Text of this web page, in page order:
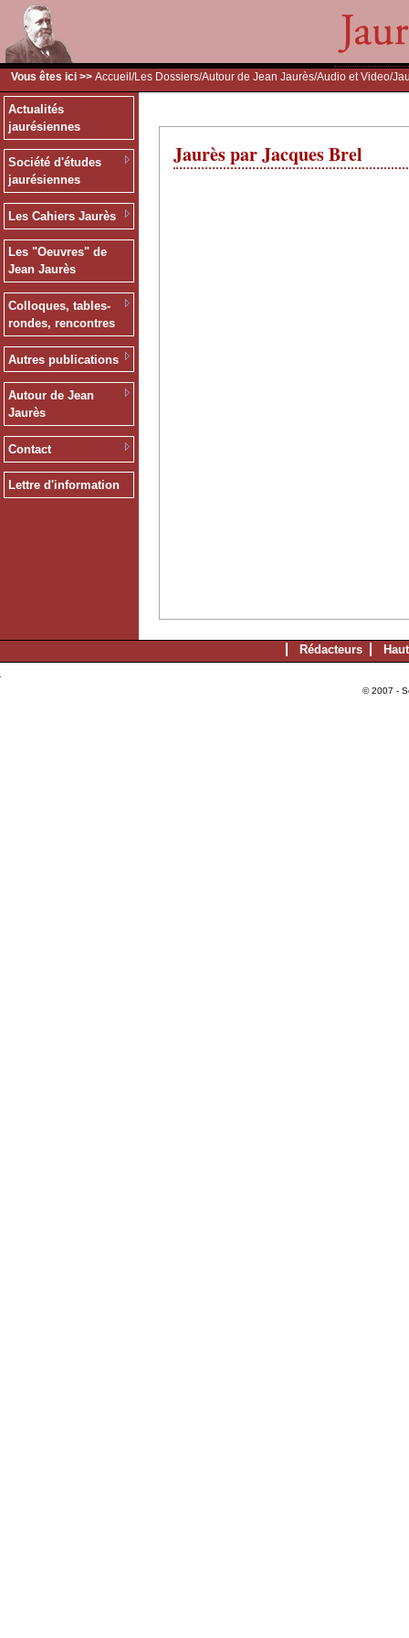
Vous êtes ici >> Accueil /Les Dossiers/Autour de Jean Jaurès/Audio et Video/
Actualités
jaurésiennes
Société d'études
jaurésiennes
Les Cahiers Jaurès
Les "Oeuvres" de
Jean Jaurès
Colloques, tables-
rondes, rencontres
Autres publications
Autour de Jean
Jaurès
Contact
Lettre d'information
Jaurès par Jacques Brel
Rédacteurs
© 2007 -